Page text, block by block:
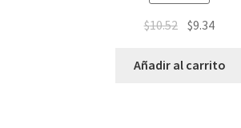
$10.52 $9.34
Añadir al carrito